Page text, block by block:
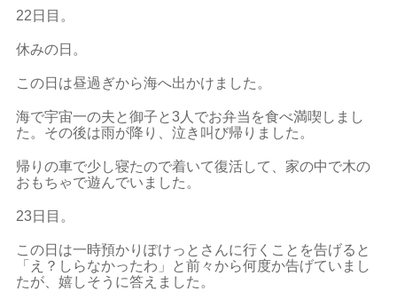
22日目。
休みの日。
この日は昼過ぎから海へ出かけました。
海で宇宙一の夫と御子と3人でお弁当を食べ満喫しまし
た。その後は雨が降り、泣き叫び帰りました。
帰りの車で少し寝たので着いて復活して、家の中で木の
おもちゃで遊んでいました。
23日目。
この日は一時預かりぽけっとさんに行くことを告げると
「え？しらなかったわ」と前々から何度か告げていまし
たが、嬉しそうに答えました。